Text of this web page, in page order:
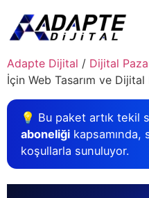
Adapte Dijital / Dijital
İçin Web Tasarım ve
💡 Bu paket artık tekil
aboneliği kapsamında,
koşullarla sunuluyor.